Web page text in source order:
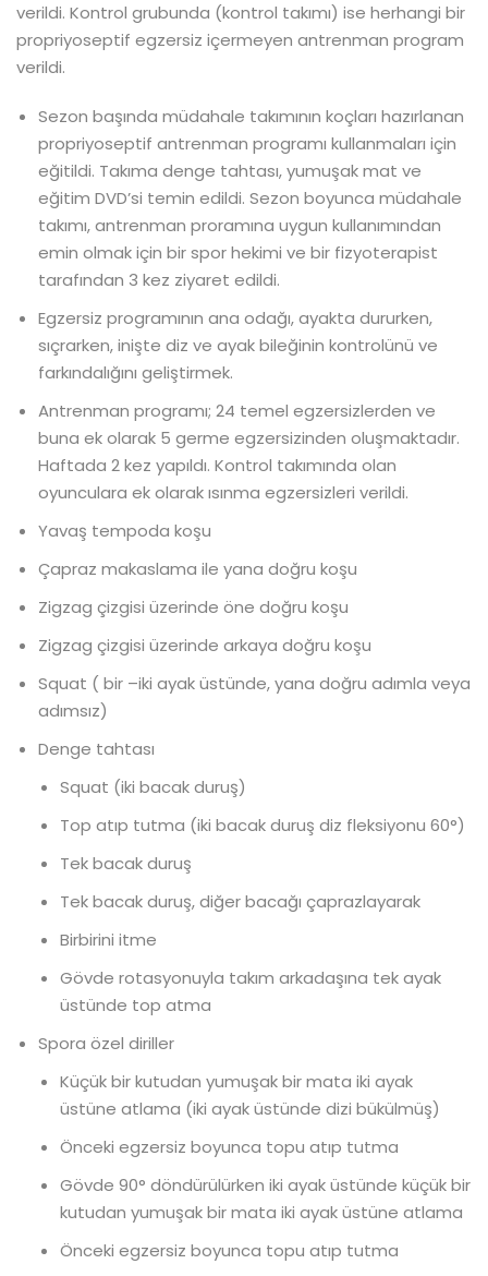
verildi. Kontrol grubunda (kontrol takımı) ise herhangi bir
propriyoseptif egzersiz içermeyen antrenman program
verildi.
Sezon başında müdahale takımının koçları hazırlanan
propriyoseptif antrenman programı kullanmaları için
eğitildi. Takıma denge tahtası, yumuşak mat ve
eğitim DVD’si temin edildi. Sezon boyunca müdahale
takımı, antrenman proramına uygun kullanımından
emin olmak için bir spor hekimi ve bir fizyoterapist
tarafından 3 kez ziyaret edildi.
Egzersiz programının ana odağı, ayakta dururken,
sıçrarken, inişte diz ve ayak bileğinin kontrolünü ve
farkındalığını geliştirmek.
Antrenman programı; 24 temel egzersizlerden ve
buna ek olarak 5 germe egzersizinden oluşmaktadır.
Haftada 2 kez yapıldı. Kontrol takımında olan
oyunculara ek olarak ısınma egzersizleri verildi.
Yavaş tempoda koşu
Çapraz makaslama ile yana doğru koşu
Zigzag çizgisi üzerinde öne doğru koşu
Zigzag çizgisi üzerinde arkaya doğru koşu
Squat ( bir –iki ayak üstünde, yana doğru adımla veya
adımsız)
Denge tahtası
Squat (iki bacak duruş)
Top atıp tutma (iki bacak duruş diz fleksiyonu 60°)
Tek bacak duruş
Tek bacak duruş, diğer bacağı çaprazlayarak
Birbirini itme
Gövde rotasyonuyla takım arkadaşına tek ayak
üstünde top atma
Spora özel diriller
Küçük bir kutudan yumuşak bir mata iki ayak
üstüne atlama (iki ayak üstünde dizi bükülmüş)
Önceki egzersiz boyunca topu atıp tutma
Gövde 90° döndürülürken iki ayak üstünde küçük bir
kutudan yumuşak bir mata iki ayak üstüne atlama
Önceki egzersiz boyunca topu atıp tutma